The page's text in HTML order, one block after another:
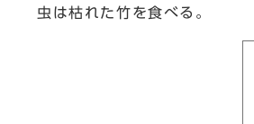
虫は枯れた竹を食べる。